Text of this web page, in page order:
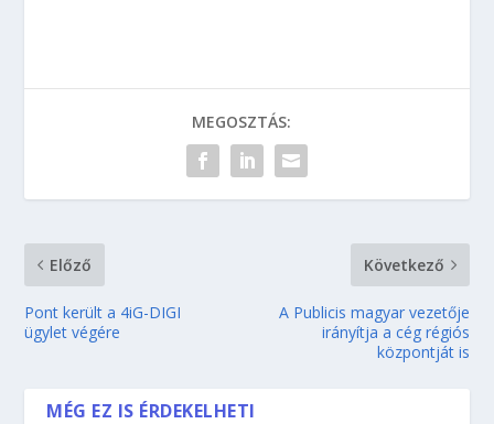
MEGOSZTÁS:
Előző
Pont került a 4iG-DIGI
ügylet végére
Következő
A Publicis magyar vezetője
irányítja a cég régiós
központját is
MÉG EZ IS ÉRDEKELHETI